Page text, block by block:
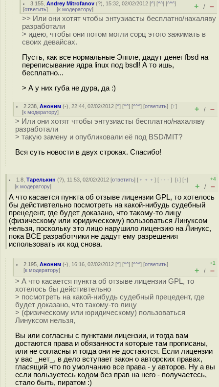
3.155 ,Andrey Mitrofanov (?), 15:32, 02/02/2012 [^] [^^] [^^^]
[ответить] [к модератору] + / –
>> Или они хотят чтобы энтузиасты бесплатно/нахаляву
разработали
> идею, чтобы они потом могли сорц этого зажимать в
своих девайсах.
Пусть, как все нормальные Эппле, дадут денег fbsd на
переписывание ядра linux под bsdl! А то ишь,
бесплатно...
> А у них губа не дура, да :)
2.238 ,Аноним (-), 22:44, 02/02/2012 [^] [^^] [^^^] [ответить][↑]
[к модератору] + / –
> Или они хотят чтобы энтузиасты бесплатно/нахаляву
разработали
> такую замену и опубликовали её под BSD/MIT?
Вся суть новости в двух строках. Спасибо!
1.8 ,Тарелькин (?), 11:53, 02/02/2012 [ответить] [ ﹢﹢﹢] [ · · ·][↓] [↑]
[к модератору]
+4
+ / –
А что касается пункта об отзыве лицензии GPL, то хотелось
бы дейстивтельно посмотреть на какой-нибудь судебный
прецедент, где будет доказано, что такому-то лицу
(физическому или юридическому) пользоваться Линуксом
нельзя, поскольку это лицо нарушило лицензию на Линукс,
пока ВСЕ разработчики не дадут ему разрешения
использовать их код снова.
2.195 ,Аноним (-), 16:16, 02/02/2012 [^] [^^] [^^^] [ответить]
[к модератору]
+1
+ / –
> А что касается пункта об отзыве лицензии GPL, то
хотелось бы дейстивтельно
> посмотреть на какой-нибудь судебный прецедент, где
будет доказано, что такому-то лицу
> (физическому или юридическому) пользоваться
Линуксом нельзя,
Вы или согласны с пунктами лицензии, и тогда вам
достаются права и обязанности которые там прописаны,
или не согласны и тогда они не достаются. Если лицензии
у вас _нет_, в дело вступает закон о авторских правах,
гласящий что по умолчанию все права - у авторов. Ну а вы
если пользуетесь кодом без прав на него - получаетесь,
стало быть, пиратом :)